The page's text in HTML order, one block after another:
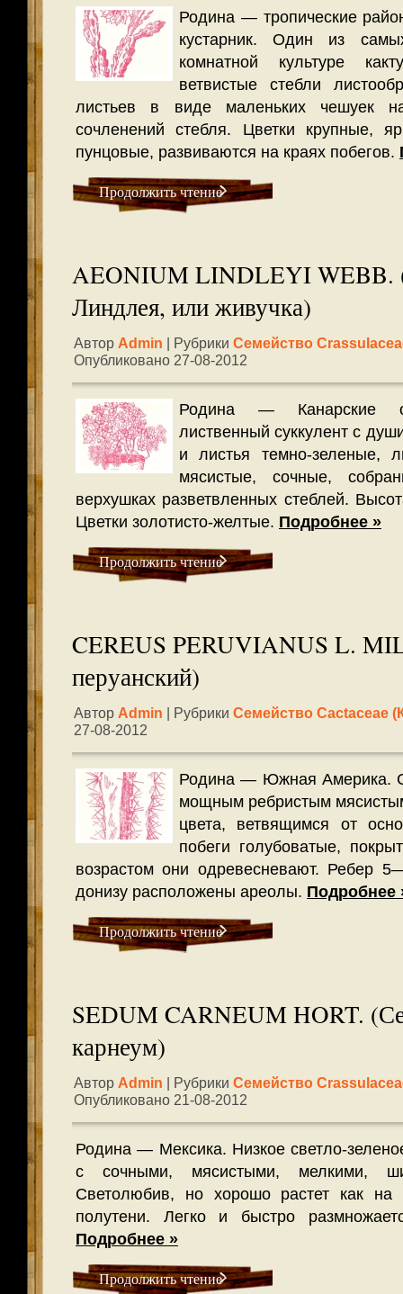
Родина — тропические
кустарник. Один из
комнатной культуре
ветвистые стебли
листьев в виде маленьких чешуек
сочленений стебля. Цветки крупные,
пунцовые, развиваются на краях побегов.
Продолжить чтение
AEONIUM LINDLEYI WEBB.
Линдлея, или живучка)
Автор Admin | Рубрики Семейство
Опубликовано 27-08-2012
Родина — Канарские
лиственный суккулент с
и листья темно-зеленые,
мясистые, сочные,
верхушках разветвленных стеблей.
Цветки золотисто-желтые. Подробнее »
Продолжить чтение
CEREUS PERUVIANUS L.
перуанский)
Автор Admin | Рубрики Семейство Cactaceae
27-08-2012
Родина — Южная Америка.
мощным ребристым
цвета, ветвящимся от
побеги голубоватые,
возрастом они одревесневают. Ребер
донизу расположены ареолы. Подробнее
Продолжить чтение
SEDUM CARNEUM HORT.
карнеум)
Автор Admin | Рубрики Семейство
Опубликовано 21-08-2012
Родина — Мексика. Низкое светло-
с сочными, мясистыми, мелкими,
Светолюбив, но хорошо растет как
полутени. Легко и быстро
Подробнее »
Продолжить чтение